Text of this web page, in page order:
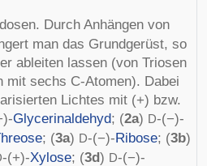
Durch Anhängen von
man das Grundgerüst, so
ableiten lassen (von Triosen
mit sechs C-Atomen). Dabei
Lichtes mit (+) bzw.
Glycerinaldehyd; (2a) D-(−)-
; (3a) D-(−)-Ribose; (3b)
-(+)-Xylose; (3d) D-(−)-